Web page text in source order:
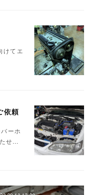
けてエ
依頼
ーホ
せ…